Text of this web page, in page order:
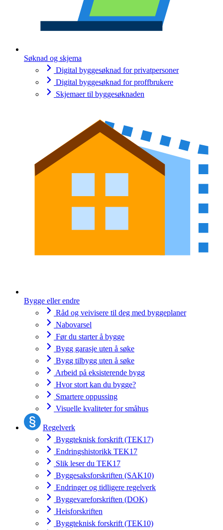
Søknad og skjema
Digital byggesøknad for privatpersoner
Digital byggesøknad for proffbrukere
Skjemaer til byggesøknaden
Bygge eller endre
Råd og veivisere til deg med byggeplaner
Nabovarsel
Før du starter å bygge
Bygg garasje uten å søke
Bygg tilbygg uten å søke
Arbeid på eksisterende bygg
Hvor stort kan du bygge?
Smartere oppussing
Visuelle kvaliteter for småhus
Regelverk
Byggteknisk forskrift (TEK17)
Endringshistorikk TEK17
Slik leser du TEK17
Byggesaksforskriften (SAK10)
Endringer og tidligere regelverk
Byggevareforskriften (DOK)
Heisforskriften
Byggteknisk forskrift (TEK10)